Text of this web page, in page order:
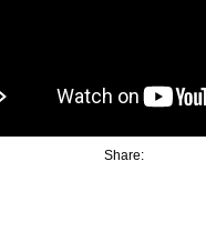
Share: